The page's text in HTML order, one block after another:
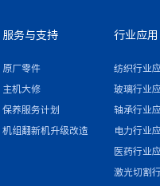
服务与支持
原厂零件
主机大修
保养服务计划
机组翻新机升级改造
行业应用
纺织行业
玻璃行业
轴承行业
电力行业
医药行业
激光切割